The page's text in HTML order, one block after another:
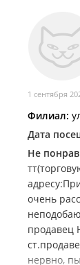
1 сентября
Филиал:
Дата
Не
очень
продавец
нервно,